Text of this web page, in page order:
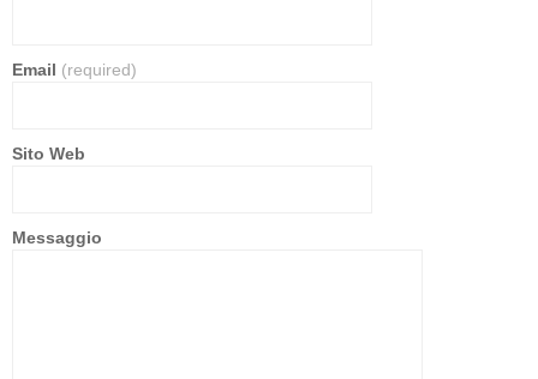
Email (required)
Sito Web
Messaggio